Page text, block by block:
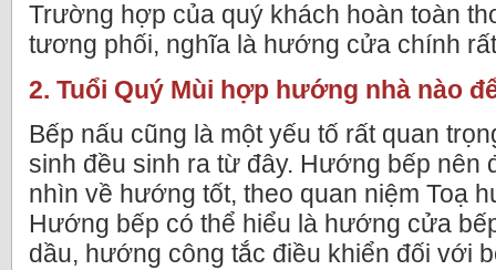
Trường hợp của quý khách hoàn toàn
tương phối, nghĩa là hướng cửa chính
2. Tuổi Quý Mùi hợp hướng nhà nào
Bếp nấu cũng là một yếu tố rất quan
sinh đều sinh ra từ đây. Hướng bếp nên
nhìn về hướng tốt, theo quan niệm Toạ
Hướng bếp có thể hiểu là hướng cửa
dầu, hướng công tắc điều khiển đối với